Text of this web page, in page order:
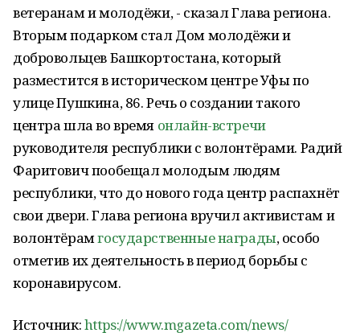
ветеранам и молодёжи, - сказал Глава региона.
Вторым подарком стал Дом молодёжи и
добровольцев Башкортостана, который
разместится в историческом центре Уфы по
улице Пушкина, 86. Речь о создании такого
центра шла во время онлайн-встречи
руководителя республики с волонтёрами. Радий
Фаритович пообещал молодым людям
республики, что до нового года центр распахнёт
свои двери. Глава региона вручил активистам и
волонтёрамгосударственные награды, особо
отметив их деятельность в период борьбы с
коронавирусом.
Источник:https://www.mgazeta.com/news/